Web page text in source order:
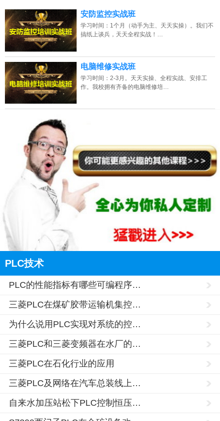
点击免费咨询电话：13807313137
安防监控实战班
学习时间：1个月（动手为主、天天实操）。我们不
搞纸上谈兵，天天全程实战！…
电脑维修实战班
学习时间：2-3月。天天实操、全程实战、安排工
作。我校拥有齐备的电脑维修培…
PLC技术
PLC的性能指标有哪些可编程序…
三菱PLC在煤矿胶带运输机集控…
为什么说用PLC实现对系统的控…
三菱PLC和三菱变频器在水厂的…
三菱PLC在石化行业的应用
三菱PLC及网络在汽车总装线上…
自来水加压站松下PLC控制恒压…